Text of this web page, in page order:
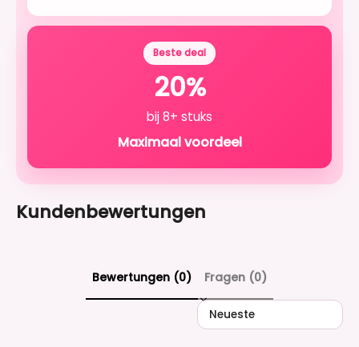
Beste deal
20%
bij 8+ stuks
Maximaal voordeel
Kundenbewertungen
Bewertungen (0) Fragen (0)
Sort reviews by